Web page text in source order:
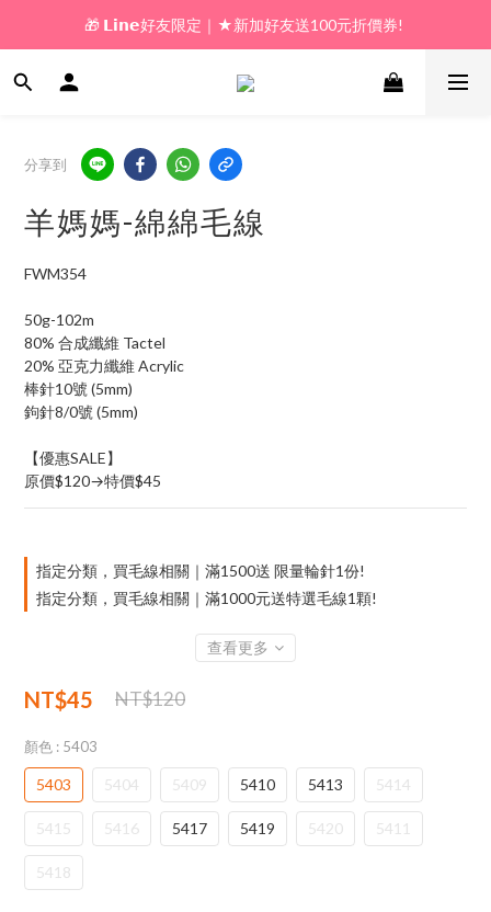
🎁 新好友購物金｜★加入新會員領券送100元!
🎁 𝗟𝗶𝗻𝗲好友限定｜★新加好友送100元折價券!
🎁 新好友購物金｜★加入新會員領券送100元!
分享到
羊媽媽-綿綿毛線
FWM354
50g-102m
80% 合成纖維 Tactel
20% 亞克力纖維 Acrylic
棒針10號 (5mm)
鉤針8/0號 (5mm)
【優惠SALE】
原價$120→特價$45
指定分類，買毛線相關｜滿1500送 限量輪針1份!
指定分類，買毛線相關｜滿1000元送特選毛線1顆!
查看更多
NT$45 NT$120
顏色 : 5403
5403 5404 5409 5410 5413 5414
5415 5416 5417 5419 5420 5411
5418